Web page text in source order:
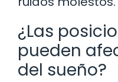
¿Las
pueden
del sueño?